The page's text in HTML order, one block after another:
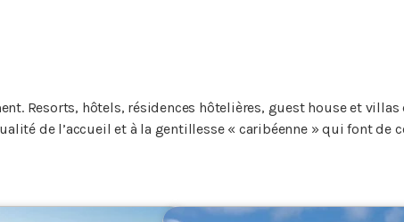
Resorts, hôtels, résidences hôtelières, guest house et villas
de l’accueil et à la gentillesse « caribéenne » qui font de